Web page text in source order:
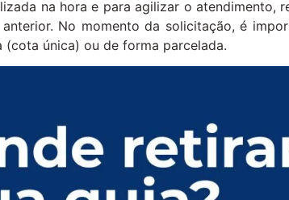
na hora e para agilizar o atendimento,
No momento da solicitação, é
(cota única) ou de forma parcelada.